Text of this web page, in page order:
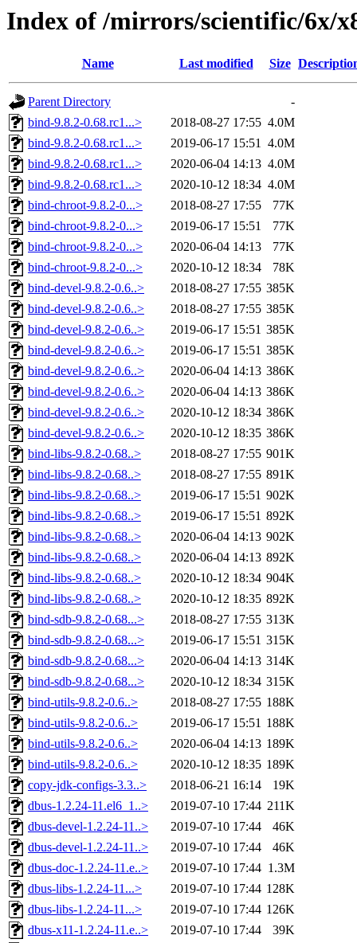
Index of /mirrors/scientific/6x/
Name Last modified Size
Parent Directory
-
bind-9.8.2-0.68.rc1...>
2018-08-27 17:55 4.0M
bind-9.8.2-0.68.rc1...>
2019-06-17 15:51 4.0M
bind-9.8.2-0.68.rc1...>
2020-06-04 14:13 4.0M
bind-9.8.2-0.68.rc1...>
2020-10-12 18:34 4.0M
bind-chroot-9.8.2-0...>
2018-08-27 17:55
77K
bind-chroot-9.8.2-0...>
2019-06-17 15:51
77K
bind-chroot-9.8.2-0...>
2020-06-04 14:13
77K
bind-chroot-9.8.2-0...>
2020-10-12 18:34
78K
bind-devel-9.8.2-0.6..>
2018-08-27 17:55 385K
bind-devel-9.8.2-0.6..>
2018-08-27 17:55 385K
bind-devel-9.8.2-0.6..>
2019-06-17 15:51 385K
bind-devel-9.8.2-0.6..>
2019-06-17 15:51 385K
bind-devel-9.8.2-0.6..>
2020-06-04 14:13 386K
bind-devel-9.8.2-0.6..>
2020-06-04 14:13 386K
bind-devel-9.8.2-0.6..>
2020-10-12 18:34 386K
bind-devel-9.8.2-0.6..>
2020-10-12 18:35 386K
bind-libs-9.8.2-0.68..>
2018-08-27 17:55 901K
bind-libs-9.8.2-0.68..>
2018-08-27 17:55 891K
bind-libs-9.8.2-0.68..>
2019-06-17 15:51 902K
bind-libs-9.8.2-0.68..>
2019-06-17 15:51 892K
bind-libs-9.8.2-0.68..>
2020-06-04 14:13 902K
bind-libs-9.8.2-0.68..>
2020-06-04 14:13 892K
bind-libs-9.8.2-0.68..>
2020-10-12 18:34 904K
bind-libs-9.8.2-0.68..>
2020-10-12 18:35 892K
bind-sdb-9.8.2-0.68...>
2018-08-27 17:55 313K
bind-sdb-9.8.2-0.68...>
2019-06-17 15:51 315K
bind-sdb-9.8.2-0.68...>
2020-06-04 14:13 314K
bind-sdb-9.8.2-0.68...>
2020-10-12 18:34 315K
bind-utils-9.8.2-0.6..>
2018-08-27 17:55 188K
bind-utils-9.8.2-0.6..>
2019-06-17 15:51 188K
bind-utils-9.8.2-0.6..>
2020-06-04 14:13 189K
bind-utils-9.8.2-0.6..>
2020-10-12 18:35 189K
copy-jdk-configs-3.3..>
2018-06-21 16:14
19K
dbus-1.2.24-11.el6_1..>
2019-07-10 17:44 211K
dbus-devel-1.2.24-11..>
2019-07-10 17:44
46K
dbus-devel-1.2.24-11..>
2019-07-10 17:44
46K
dbus-doc-1.2.24-11.e..>
2019-07-10 17:44 1.3M
dbus-libs-1.2.24-11...>
2019-07-10 17:44 128K
dbus-libs-1.2.24-11...>
2019-07-10 17:44 126K
dbus-x11-1.2.24-11.e..>
2019-07-10 17:44
39K